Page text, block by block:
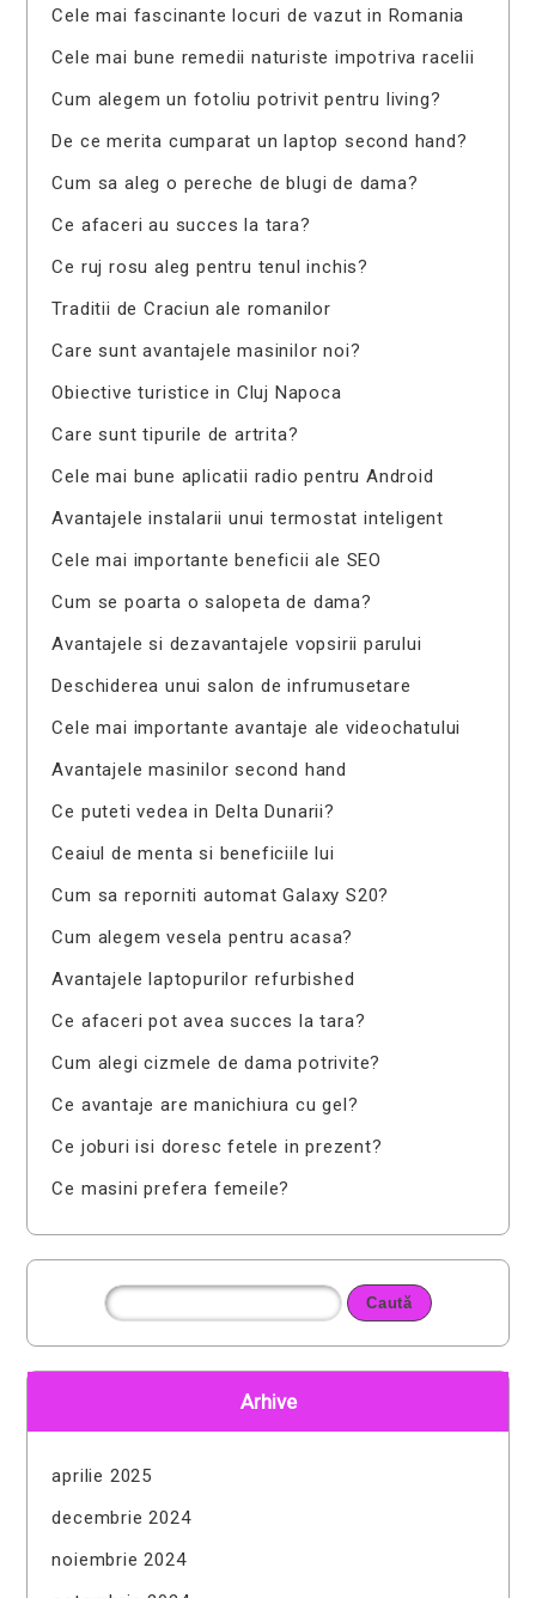
Cele mai fascinante locuri de vazut in Romania
Cele mai bune remedii naturiste impotriva racelii
Cum alegem un fotoliu potrivit pentru living?
De ce merita cumparat un laptop second hand?
Cum sa aleg o pereche de blugi de dama?
Ce afaceri au succes la tara?
Ce ruj rosu aleg pentru tenul inchis?
Traditii de Craciun ale romanilor
Care sunt avantajele masinilor noi?
Obiective turistice in Cluj Napoca
Care sunt tipurile de artrita?
Cele mai bune aplicatii radio pentru Android
Avantajele instalarii unui termostat inteligent
Cele mai importante beneficii ale SEO
Cum se poarta o salopeta de dama?
Avantajele si dezavantajele vopsirii parului
Deschiderea unui salon de infrumusetare
Cele mai importante avantaje ale videochatului
Avantajele masinilor second hand
Ce puteti vedea in Delta Dunarii?
Ceaiul de menta si beneficiile lui
Cum sa reporniti automat Galaxy S20?
Cum alegem vesela pentru acasa?
Avantajele laptopurilor refurbished
Ce afaceri pot avea succes la tara?
Cum alegi cizmele de dama potrivite?
Ce avantaje are manichiura cu gel?
Ce joburi isi doresc fetele in prezent?
Ce masini prefera femeile?
Arhive
aprilie 2025
decembrie 2024
noiembrie 2024